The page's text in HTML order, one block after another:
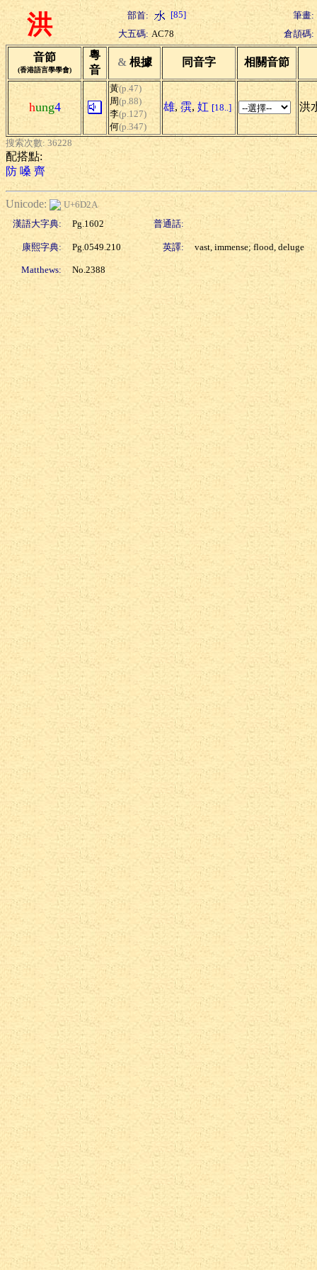
洪 部首: [85]
筆畫:
大五碼: AC78 倉頡碼:
音節
(香港語言學學會)
粵
音
& 根據 同音字 相關音節
hung4
黃(p.47)
周(p.88)
李(p.127)
何(p.347)
雄, 霟, 妅 [18..] 洪
搜索次數: 36228
配搭點:
防 嗓 齊
Unicode:
U+6D2A
漢語大字典:
Pg.1602 普通話:
康熙字典: Pg.0549.210 英譯: vast, immense; flood, deluge
Matthews: No.2388